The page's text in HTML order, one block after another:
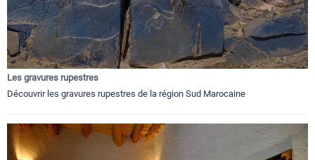
Les gravures rupestres
Découvrir les gravures rupestres de la région Sud Marocaine